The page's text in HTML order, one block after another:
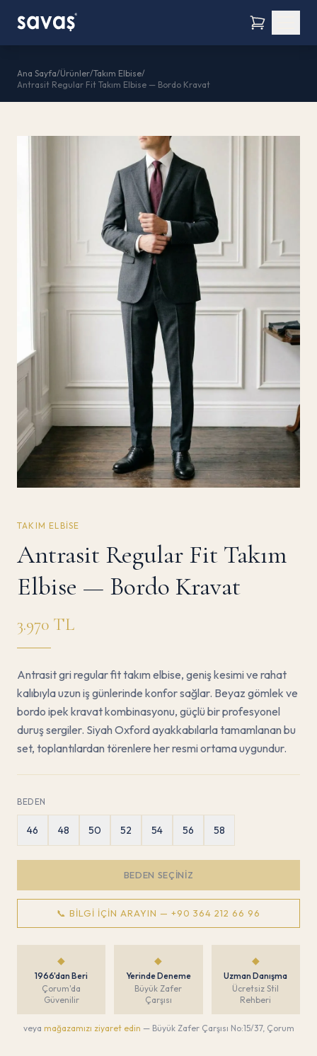
Ana Sayfa/Ürünler/Takım Elbise/
Antrasit Regular Fit Takım Elbise — Bordo Kravat
TAKIM ELBISE
Antrasit Regular Fit Takım
Elbise — Bordo Kravat
3.970 TL
Antrasit gri regular fit takım elbise, geniş kesimi ve rahat
kalıbıyla uzun iş günlerinde konfor sağlar. Beyaz gömlek ve
bordo ipek kravat kombinasyonu, güçlü bir profesyonel
duruş sergiler. Siyah Oxford ayakkabılarla tamamlanan bu
set, toplantılardan törenlere her resmi ortama uygundur.
BEDEN
46 48 50 52 54 56 58
BEDEN SEÇINIZ
📞 BILGI İÇIN ARAYIN —+90 364 212 66 96
◆
1966'dan Beri
Çorum'da
Güvenilir
◆
Yerinde Deneme
Büyük Zafer
Çarşısı
◆
Uzman Danışma
Ücretsiz Stil
Rehberi
veya mağazamızı ziyaret edin — Büyük Zafer Çarşısı No:15/37, Çorum